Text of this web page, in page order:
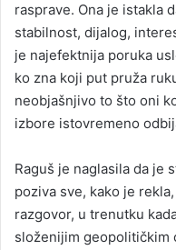
rasprave. Ona je istakla
stabilnost, dijalog,
je najefektnija poruka
ko zna koji put pruža
neobjašnjivo to što oni
izbore istovremeno
Raguš je naglasila da je
poziva sve, kako je
razgovor, u trenutku
složenijim geopolitičkim